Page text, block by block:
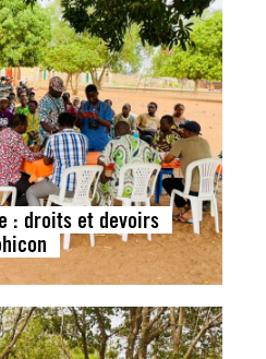
: droits et devoirs